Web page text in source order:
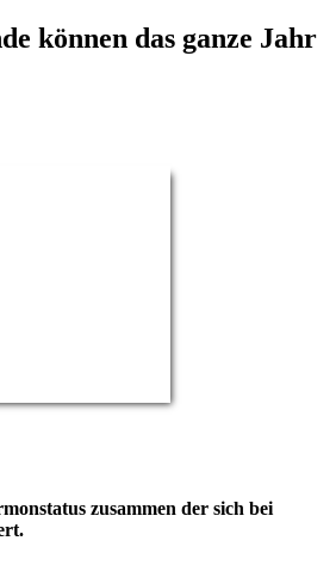
können das ganze Jahr
zusammen der sich bei